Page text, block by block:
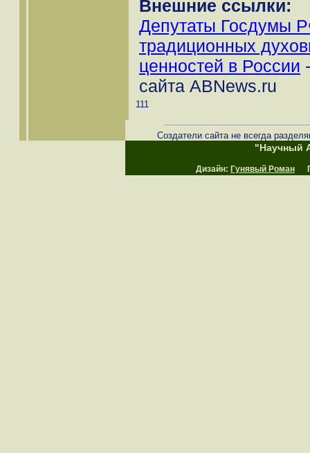
Внешние ссылки:
Депутаты Госдумы
традиционных
ценностей в России
сайта ABNews.ru
111
Создатели сайта не всегда
"Научный
Дизайн: Гунявый Роман